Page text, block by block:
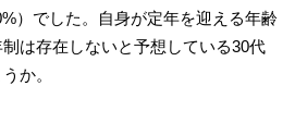
）でした。自身が定年を迎える年齢
は存在しないと予想している30代
か。